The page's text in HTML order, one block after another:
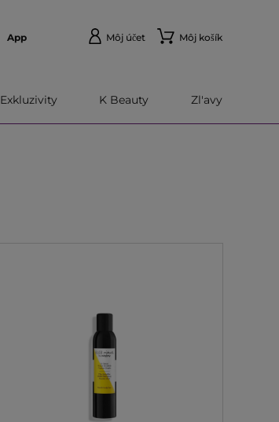
App Môj účet Môj košík
Exkluzivity K Beauty Zl'avy